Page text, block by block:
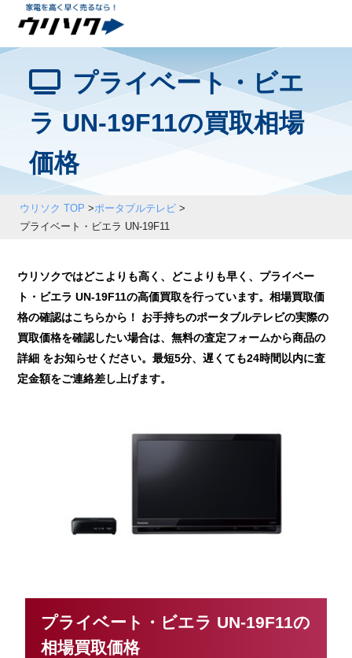
プライベート・ビエ
ラ UN-19F11の買取相場
価格
ウリソク TOP >ポータブルテレビ>
プライベート・ビエラ UN-19F11
ウリソクではどこよりも高く、どこよりも早く、プライベー
ト・ビエラ UN-19F11の高価買取を行っています。相場買取価
格の確認はこちらから！ お手持ちのポータブルテレビの実際の
買取価格を確認したい場合は、無料の査定フォームから商品の
詳細 をお知らせください。最短5分、遅くても24時間以内に査
定金額をご連絡差し上げます。
プライベート・ビエラ UN-19F11の
相場買取価格